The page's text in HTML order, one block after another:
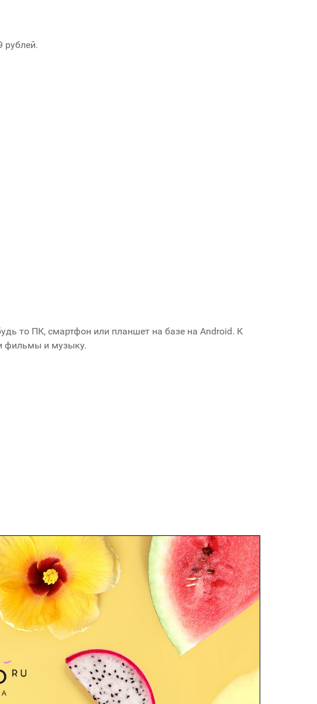
рублей.
то ПК, смартфон или планшет на базе на Android. К
фильмы и музыку.